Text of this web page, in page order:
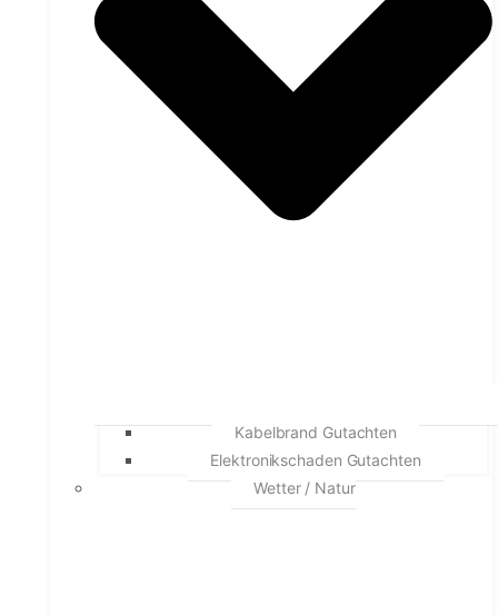
Kabelbrand Gutachten
Elektronikschaden Gutachten
Wetter / Natur